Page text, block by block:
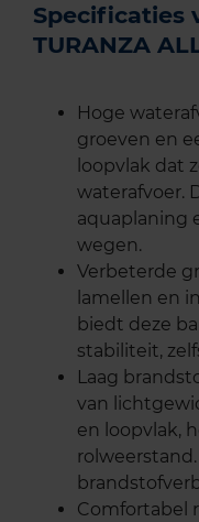
Specificaties
TURANZA
Hoge
groeven en
loopvlak dat
waterafvoer.
aquaplaning
wegen.
Verbeterde
lamellen en
biedt deze
stabiliteit,
Laag
van
en loopvlak,
Comfortabel